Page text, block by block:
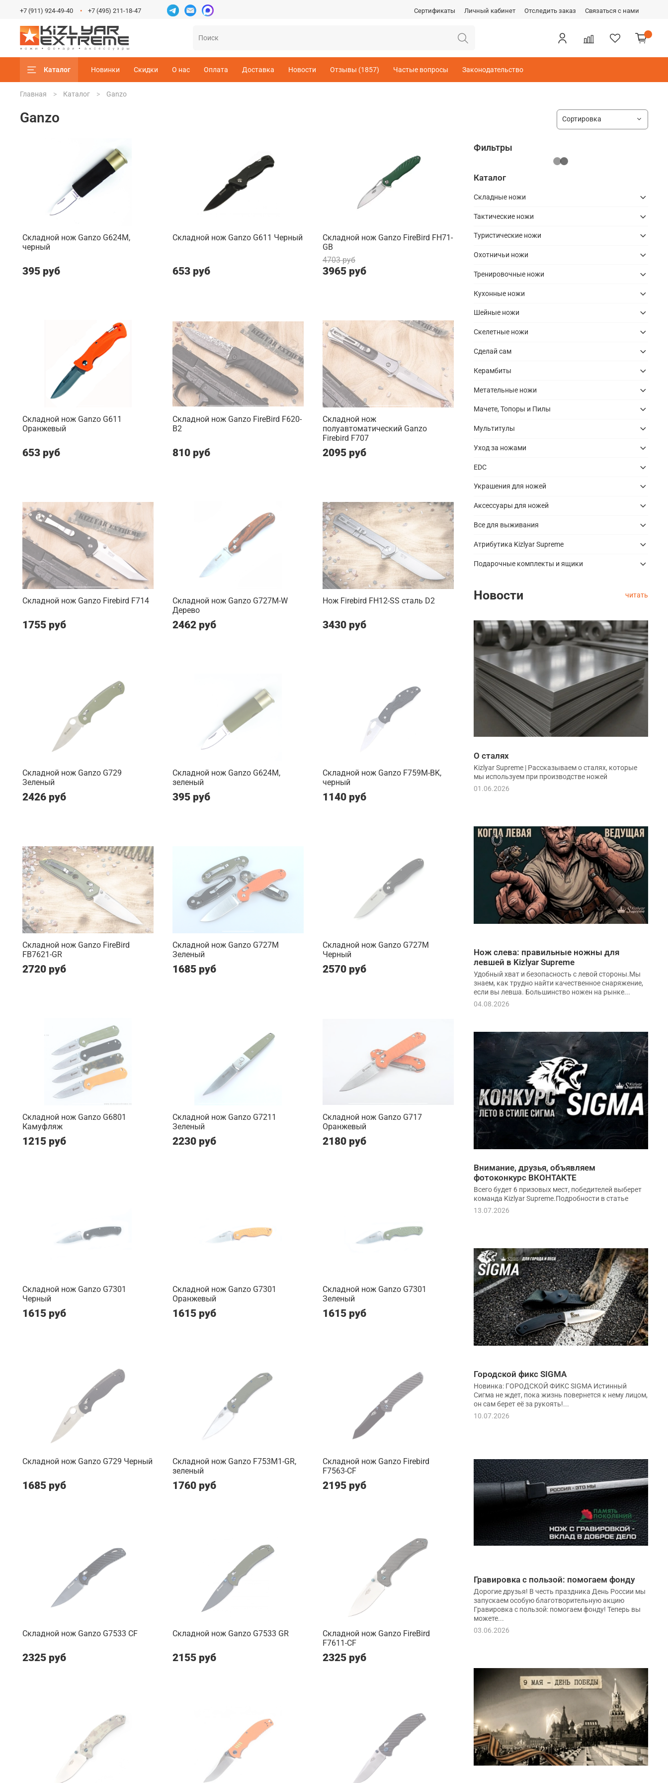
Сертификаты Личный кабинет Отследить заказ Связаться с нами
+7 (911) 924-49-40 +7 (495) 211-18-47
Каталог Новинки Скидки О нас Оплата Доставка Новости Отзывы (1857) Частые вопросы Законодательство
Главная Каталог Ganzo
Ganzo
Складной нож Ganzo G624M,
черный
395 руб
Складной нож Ganzo G611 Черный
653 руб
Складной нож Ganzo FireBird FH71-
GB
4703 руб
3965 руб
Складной нож Ganzo G611
Оранжевый
653 руб
Складной нож Ganzo FireBird F620-
B2
810 руб
Складной нож
полуавтоматический Ganzo
Firebird F707
2095 руб
Складной нож Ganzo Firebird F714
1755 руб
Складной нож Ganzo G727M-W
Дерево
2462 руб
Нож Firebird FH12-SS сталь D2
3430 руб
Складной нож Ganzo G729
Зеленый
2426 руб
Складной нож Ganzo G624M,
зеленый
395 руб
Складной нож Ganzo F759M-BK,
черный
1140 руб
Складной нож Ganzo FireBird
FB7621-GR
2720 руб
Складной нож Ganzo G727M
Зеленый
1685 руб
Складной нож Ganzo G727M
Черный
2570 руб
Складной нож Ganzo G6801
Камуфляж
1215 руб
Складной нож Ganzo G7211
Зеленый
2230 руб
Складной нож Ganzo G717
Оранжевый
2180 руб
Складной нож Ganzo G7301
Черный
1615 руб
Складной нож Ganzo G7301
Оранжевый
1615 руб
Складной нож Ganzo G7301
Зеленый
1615 руб
Складной нож Ganzo G729 Черный
1685 руб
Складной нож Ganzo F753M1-GR,
зеленый
1760 руб
Складной нож Ganzo Firebird
F7563-CF
2195 руб
Складной нож Ganzo G7533 CF
2325 руб
Складной нож Ganzo G7533 GR
2155 руб
Складной нож Ganzo FireBird
F7611-CF
2325 руб
Фильтры
Каталог
Складные ножи
Тактические ножи
Туристические ножи
Охотничьи ножи
Тренировочные ножи
Кухонные ножи
Шейные ножи
Скелетные ножи
Сделай сам
Керамбиты
Метательные ножи
Мачете, Топоры и Пилы
Мультитулы
Уход за ножами
EDC
Украшения для ножей
Аксессуары для ножей
Все для выживания
Атрибутика Kizlyar Supreme
Подарочные комплекты и ящики
Новости читать
О сталях
Kizlyar Supreme | Рассказываем о сталях, которые
мы используем при производстве ножей
01.06.2026
Нож слева: правильные ножны для
левшей в Kizlyar Supreme
Удобный хват и безопасность с левой стороны.Мы
знаем, как трудно найти качественное снаряжение,
если вы левша. Большинство ножен на рынке...
04.08.2026
Внимание, друзья, объявляем
фотоконкурс ВКОНТАКТЕ
Всего будет 6 призовых мест, победителей выберет
команда Kizlyar Supreme.Подробности в статье
13.07.2026
Городской фикс SIGMA
Новинка: ГОРОДСКОЙ ФИКС SIGMA Истинный
Сигма не ждет, пока жизнь повернется к нему лицом,
он сам берет её за рукоять!...
10.07.2026
Гравировка с пользой: помогаем фонду
Дорогие друзья! В честь праздника День России мы
запускаем особую благотворительную акцию
Гравировка с пользой: помогаем фонду! Теперь вы
можете...
03.06.2026